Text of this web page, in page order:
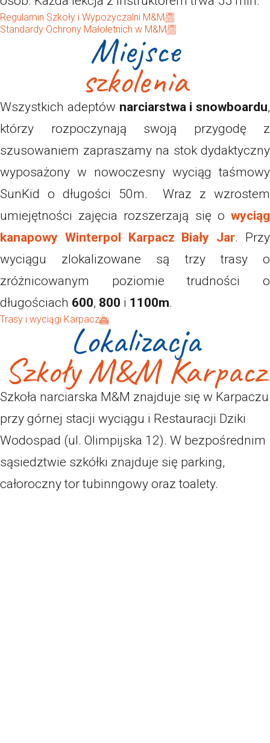
Regulamin Szkoły i Wypożyczalni M&M
Standardy Ochrony Małoletnich w M&M
Miejsce
szkolenia
Wszystkich adeptów narciarstwa i snowboardu,
którzy rozpoczynają swoją przygodę z
szusowaniem zapraszamy na stok dydaktyczny
wyposażony w nowoczesny wyciąg taśmowy
SunKid o długości 50m. Wraz z wzrostem
umiejętności zajęcia rozszerzają się o wyciąg
kanapowy Winterpol Karpacz Biały Jar. Przy
wyciągu zlokalizowane są trzy trasy o
zróżnicowanym poziomie trudności o
długościach 600, 800 i 1100m.
Trasy i wyciągi KarpaczLokalizacja
Szkoły M&M Karpacz
Szkoła narciarska M&M znajduje się w Karpaczu
przy górnej stacji wyciągu i Restauracji Dziki
Wodospad (ul. Olimpijska 12). W bezpośrednim
sąsiedztwie szkółki znajduje się parking,
całoroczny tor tubinngowy oraz toalety.